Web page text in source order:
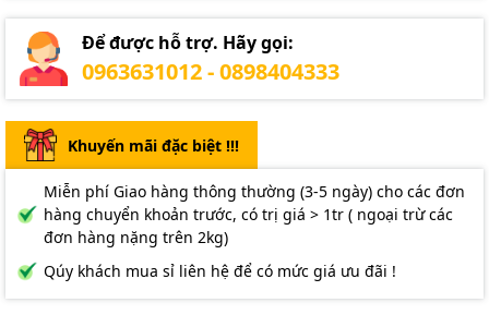
Để được hỗ trợ. Hãy gọi:
0963631012 - 0898404333
Khuyến mãi đặc biệt !!!
Miễn phí Giao hàng thông thường (3-5 ngày) cho các đơn
hàng chuyển khoản trước, có trị giá > 1tr ( ngoại trừ các
đơn hàng nặng trên 2kg)
Qúy khách mua sỉ liên hệ để có mức giá ưu đãi !